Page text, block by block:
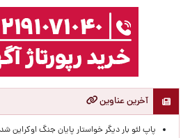
آخرین عناوین
پاپ لئو بار دیگر خواستار پایان جنگ اوکراین شد